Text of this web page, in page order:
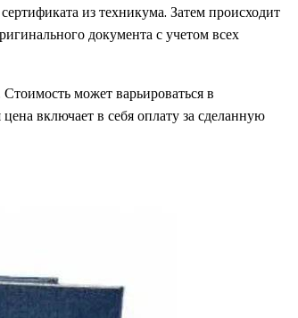
из техникума. Затем происходит
документа с учетом всех
может варьироваться в
включает в себя оплату за сделанную